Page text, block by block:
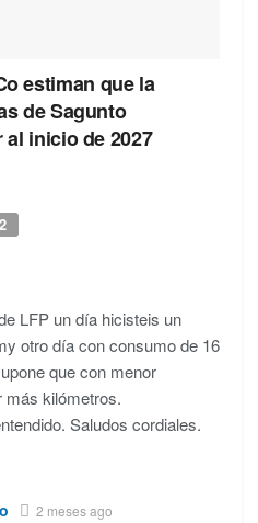
estiman que la
de Sagunto
inicio de 2027
2
LFP un día hicisteis un
otro día con consumo de 16
que con menor
más kilómetros.
Saludos cordiales.
2 meses ago